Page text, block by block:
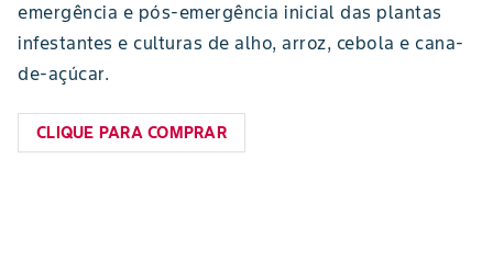
emergência e pós-emergência inicial das plantas
infestantes e culturas de alho, arroz, cebola e cana-
de-açúcar.
CLIQUE PARA COMPRAR